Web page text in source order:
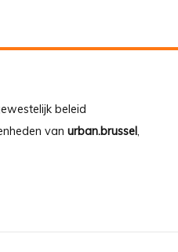
beleid
van urban.brussel,